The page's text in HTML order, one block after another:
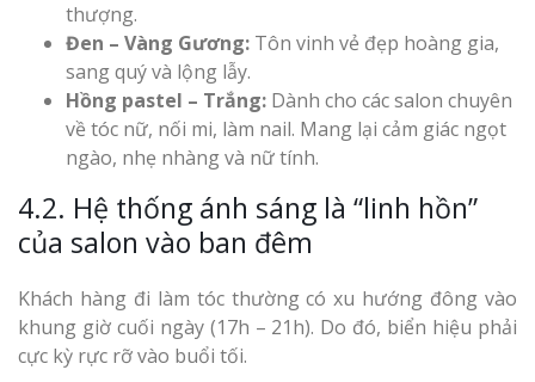
thượng.
Đen – Vàng Gương: Tôn vinh vẻ đẹp hoàng gia,
sang quý và lộng lẫy.
Hồng pastel – Trắng: Dành cho các salon chuyên
về tóc nữ, nối mi, làm nail. Mang lại cảm giác ngọt
ngào, nhẹ nhàng và nữ tính.
4.2. Hệ thống ánh sáng là “linh hồn”
của salon vào ban đêm
Khách hàng đi làm tóc thường có xu hướng đông vào
khung giờ cuối ngày (17h – 21h). Do đó, biển hiệu phải
cực kỳ rực rỡ vào buổi tối.